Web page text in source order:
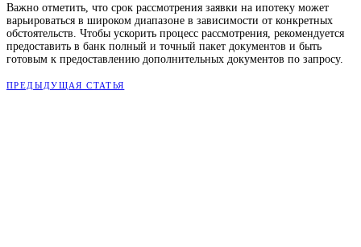
Важно отметить, что срок рассмотрения заявки на ипотеку может
варьироваться в широком диапазоне в зависимости от конкретных
обстоятельств. Чтобы ускорить процесс рассмотрения, рекомендуется
предоставить в банк полный и точный пакет документов и быть
готовым к предоставлению дополнительных документов по запросу.
ПРЕДЫДУЩАЯ СТАТЬЯ